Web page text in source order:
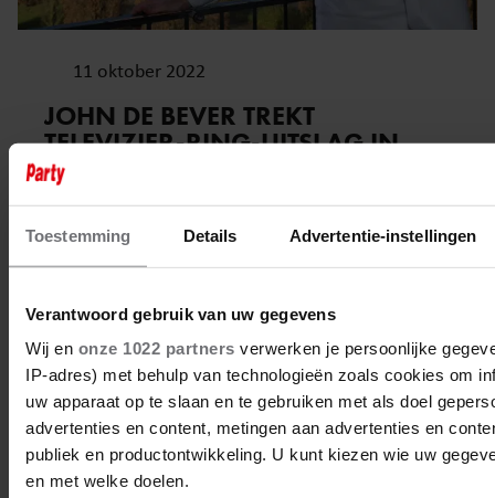
Toestemming Details Advertentie-instellingen
Verantwoord gebruik van uw gegevens
Wij en onze 1022 partners verwerken je persoonlijke
IP-adres) met behulp van technologieën zoals cookies om
uw apparaat op te slaan en te gebruiken met als doel
advertenties en content, metingen aan advertenties en
publiek en productontwikkeling. U kunt kiezen wie uw
en met welke doelen.
11 oktober 2022
JOHN DE BEVER TREKT
TELEVIZIER-RING-UITSLAG IN
TWIJFEL: ‘KLOPT GEEN REET VAN’